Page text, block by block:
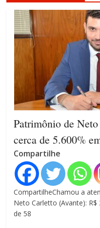
Patrimônio de
cerca de 5.600%
Compartilhe
CompartilheChamou a
Neto Carletto (Avante):
de 58